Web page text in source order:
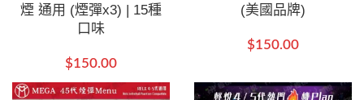
煙 通用 (煙彈x3) | 15種
口味
$150.00
(美國品牌)
$150.00